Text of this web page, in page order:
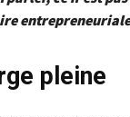
pleine